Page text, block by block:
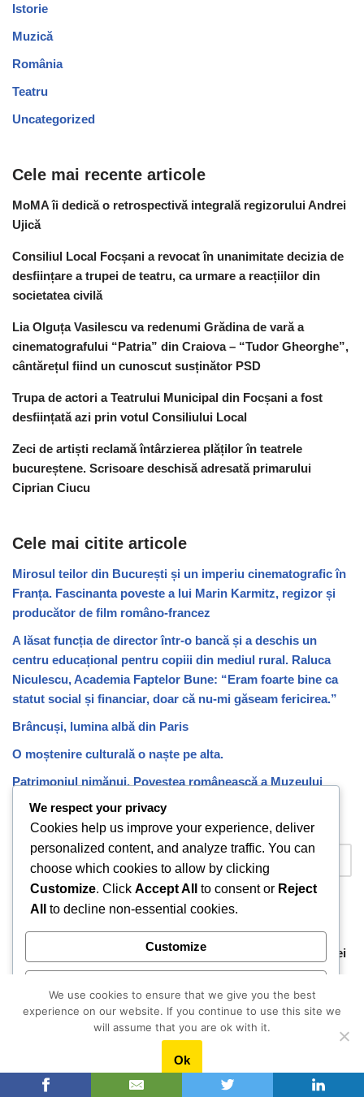
Istorie
Muzică
România
Teatru
Uncategorized
Cele mai recente articole
MoMA îi dedică o retrospectivă integrală regizorului Andrei
Ujică
Consiliul Local Focșani a revocat în unanimitate decizia de
desființare a trupei de teatru, ca urmare a reacțiilor din
societatea civilă
Lia Olguța Vasilescu va redenumi Grădina de vară a
cinematografului “Patria” din Craiova – “Tudor Gheorghe”,
cântărețul fiind un cunoscut susținător PSD
Trupa de actori a Teatrului Municipal din Focșani a fost
desființată azi prin votul Consiliului Local
Zeci de artiști reclamă întârzierea plăților în teatrele
bucureștene. Scrisoare deschisă adresată primarului
Ciprian Ciucu
Cele mai citite articole
Mirosul teilor din București și un imperiu cinematografic în
Franța. Fascinanta poveste a lui Marin Karmitz, regizor și
producător de film româno-francez
A lăsat funcția de director într-o bancă și a deschis un
centru educațional pentru copiii din mediul rural. Raluca
Niculescu, Academia Faptelor Bune: “Eram foarte bine ca
statut social și financiar, doar că nu-mi găseam fericirea.”
Brâncuși, lumina albă din Paris
O moștenire culturală o naște pe alta.
Patrimoniul nimănui. Povestea românească a Muzeului
Național de Istorie a României
MoMA îi dedică o retrospectivă integrală regizorului Andrei
Ujică
Consiliul Local Focșani a revocat în unanimitate decizia de
desființare a trupei de teatru, ca urmare a reacțiilor din
Lia Olguța Vasilescu va redenumi Grădina de vară a
cinematografului “Patria” din Craiova – “Tudor Gheorghe”,
We respect your privacy
Cookies help us improve your experience, deliver
personalized content, and analyze traffic. You can
choose which cookies to allow by clicking
Customize. Click Accept All to consent or Reject
All
to decline non-essential cookies.
Customize
Accept All
We use cookies to ensure that we give you the best
experience on our website. If you continue to use this site we
will assume that you are ok with it.
Ok